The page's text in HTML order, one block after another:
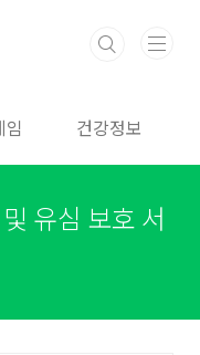
임 건강정보
유심 보호 서